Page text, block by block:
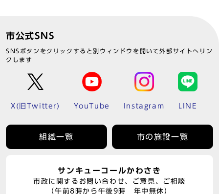
市公式SNS
SNSボタンをクリックすると別ウィンドウを開いて外部サイトへリン
クします
X(旧Twitter) YouTube Instagram LINE
組織一覧 市の施設一覧
サンキューコールかわさき
市政に関するお問い合わせ、ご意見、ご相談
（午前8時から午後9時 年中無休）